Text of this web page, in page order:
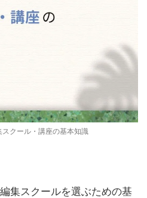
クール・講座の基本知識
集スクールを選ぶための基